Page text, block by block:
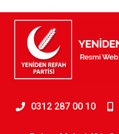
0312 287 00 10